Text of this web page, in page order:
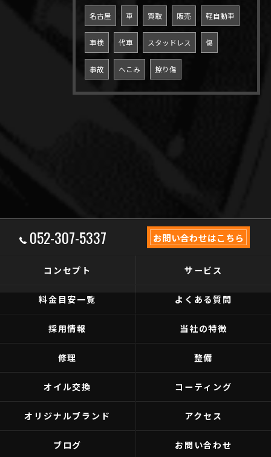
名古屋 車 買取 販売 軽自動車
車検 代車 スタッドレス 傷
事故 へこみ 擦り傷
052-307-5337 お問い合わせはこちら
コンセプト サービス
料金目安一覧 よくある質問
採用情報 当社の特徴
修理 整備
オイル交換 コーティング
オリジナルブランド アクセス
ブログ お問い合わせ